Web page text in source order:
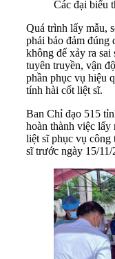
Các đại biểu
Quá trình lấy mẫu,
phải bảo đảm đúng
không để xảy ra
tuyên truyền, vận
phần phục vụ hiệu
tính hài cốt liệt sĩ.
Ban Chỉ đạo 515
hoàn thành việc lấy
liệt sĩ phục vụ công
sĩ trước ngày 15/11/